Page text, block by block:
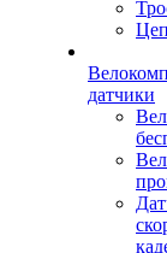
датчики